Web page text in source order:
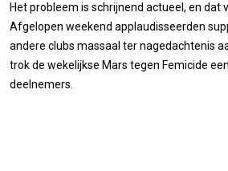
Het probleem is schrijnend actueel, en dat
Afgelopen weekend applaudisseerden
andere clubs massaal ter nagedachtenis
trok de wekelijkse Mars tegen Femicide
deelnemers.